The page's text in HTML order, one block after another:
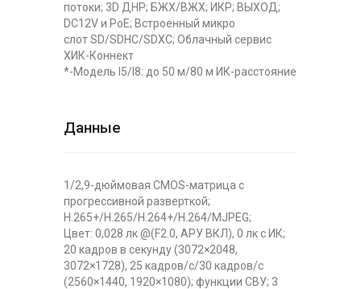
потоки; 3D ДНР; БЖХ/ВЖХ; ИКР; ВЫХОД;
DC12V и PoE; Встроенный микро
слот SD/SDHC/SDXC; Облачный сервис
ХИК-Коннект
*-Модель I5/I8: до 50 м/80 м ИК-расстояние
Данные
1/2,9-дюймовая CMOS-матрица с
прогрессивной разверткой;
H.265+/H.265/H.264+/H.264/MJPEG;
Цвет: 0,028 лк @(F2.0, АРУ ВКЛ), 0 лк с ИК;
20 кадров в секунду (3072×2048,
3072×1728), 25 кадров/с/30 кадров/с
(2560×1440, 1920×1080); функции СВУ; 3